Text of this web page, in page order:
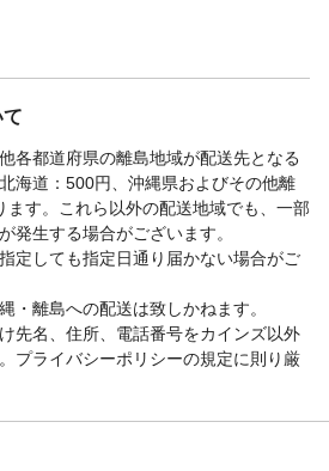
各都道府県の離島地域が配送先となる
海道：500円、沖縄県およびその他離
ます。これら以外の配送地域でも、一部
発生する場合がございます。
定しても指定日通り届かない場合がご
・離島への配送は致しかねます。
先名、住所、電話番号をカインズ以外
プライバシーポリシーの規定に則り厳